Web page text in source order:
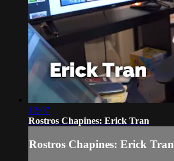
12:07
Rostros Chapines: Erick Tran
Rostros Chapines: Erick Tran